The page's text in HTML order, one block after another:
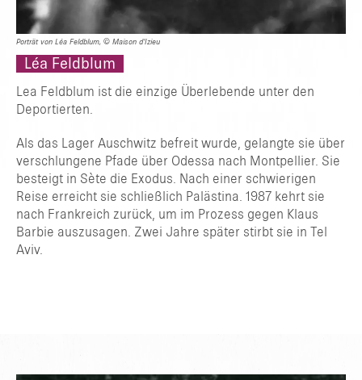
Porträt von Léa Feldblum, © Maison d’Izieu
Léa Feldblum
Lea Feldblum ist die einzige Überlebende unter den
Deportierten.
Als das Lager Auschwitz befreit wurde, gelangte sie über
verschlungene Pfade über Odessa nach Montpellier. Sie
besteigt in Sète die Exodus. Nach einer schwierigen
Reise erreicht sie schließlich Palästina. 1987 kehrt sie
nach Frankreich zurück, um im Prozess gegen Klaus
Barbie auszusagen. Zwei Jahre später stirbt sie in Tel
Aviv.